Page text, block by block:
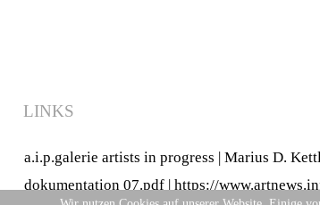
LINKS
a.i.p.galerie artists in progress | Marius D.
dokumentation 07.pdf | https://